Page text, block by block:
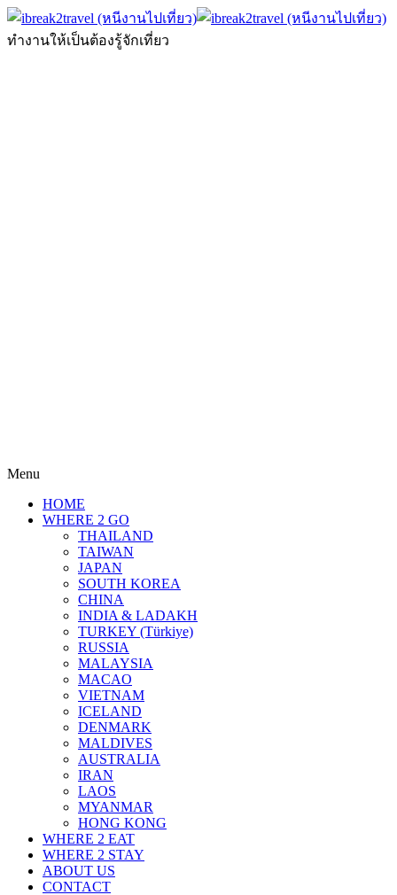
ทำงานให้เป็นต้องรู้จักเที่ยว
Menu
HOME
WHERE 2 GO
THAILAND
TAIWAN
JAPAN
SOUTH KOREA
CHINA
INDIA & LADAKH
TURKEY (Türkiye)
RUSSIA
MALAYSIA
MACAO
VIETNAM
ICELAND
DENMARK
MALDIVES
AUSTRALIA
IRAN
LAOS
MYANMAR
HONG KONG
WHERE 2 EAT
WHERE 2 STAY
ABOUT US
CONTACT